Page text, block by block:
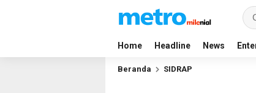
Home Headline News
Beranda SIDRAP